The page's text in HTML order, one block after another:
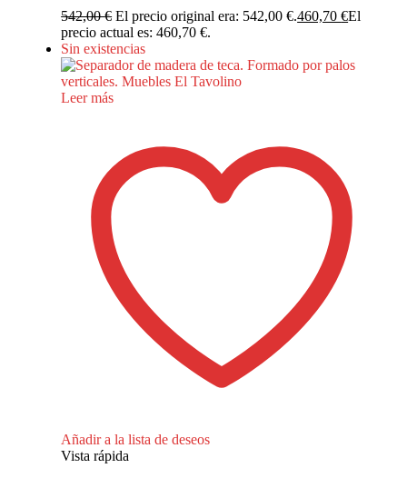
542,00€ El precio original era: 542,00 €.460,70€El
precio actual es: 460,70 €.
Sin existencias
Leer más
Añadir a la lista de deseos
Vista rápida